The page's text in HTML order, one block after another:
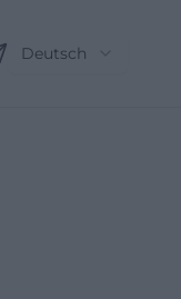
Deutsch